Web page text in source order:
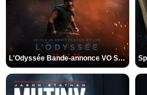
L'Odyssée Bande-annonce VO STFR